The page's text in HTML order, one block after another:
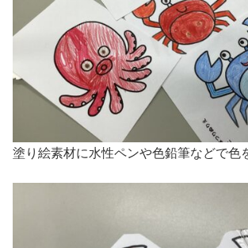
塗り絵素材に水性ペンや色鉛筆などで色